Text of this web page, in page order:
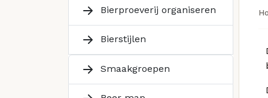
Bierproeverij organiseren
Bierstijlen
Smaakgroepen